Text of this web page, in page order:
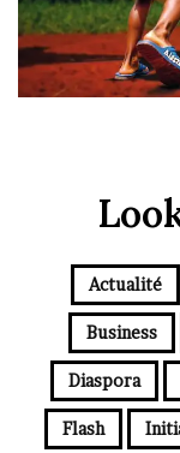
Actualité
Business
Diaspora
Flash